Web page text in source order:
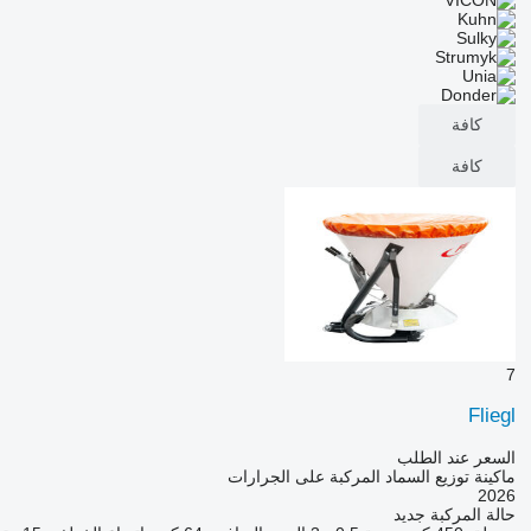
كافة
كافة
7
Fliegl
السعر عند الطلب
ماكينة توزيع السماد المركبة على الجرارات
2026
حالة المركبة جديد